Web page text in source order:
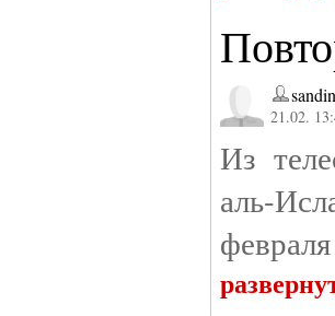
21.02.
Из
аль-